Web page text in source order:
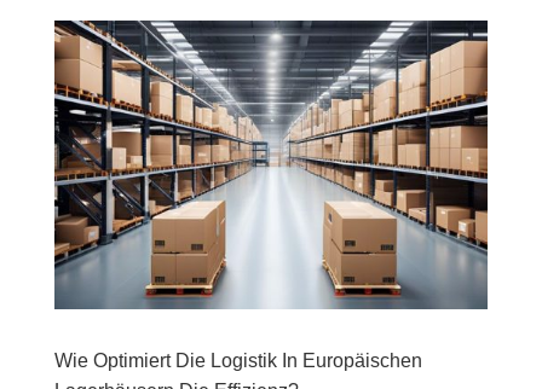
Wie Optimiert Die Logistik In Europäischen